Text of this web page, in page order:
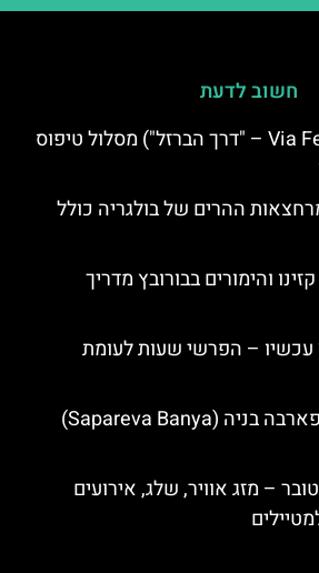
חשוב לדעת
ויה פראטה (Via Ferrata – "דרך הברזל") מסלול טיפוס
מבורובץ ל-2 מרחצאות ההרים של בולגריה כולל
והימורים בבורובץ מדריך
– הפרשי שעות לעומת
בריכות תרמיות בספארבה בניה (Sapareva Banya)
– מזג אוויר, שלג, אירועים